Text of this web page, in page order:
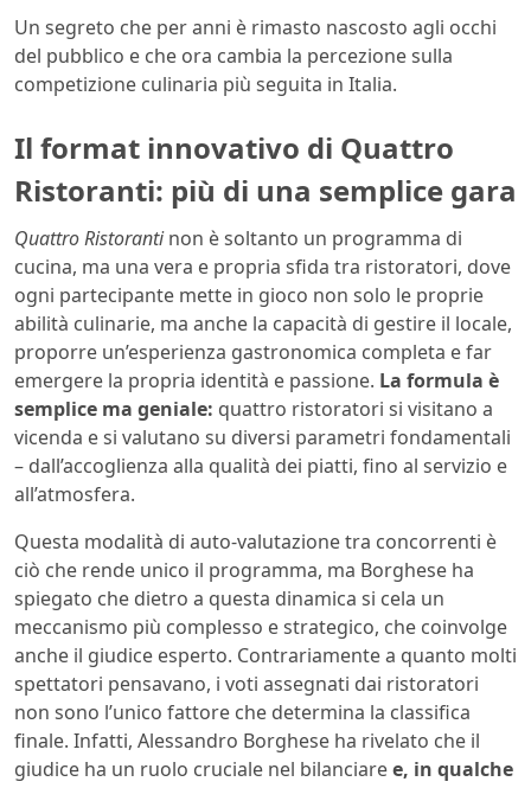
Un segreto che per anni è rimasto nascosto agli occhi
del pubblico e che ora cambia la percezione sulla
competizione culinaria più seguita in Italia.
Il format innovativo di Quattro
Ristoranti: più di una semplice gara
Quattro Ristorantinon è soltanto un programma di
cucina, ma una vera e propria sfida tra ristoratori, dove
ogni partecipante mette in gioco non solo le proprie
abilità culinarie, ma anche la capacità di gestire il locale,
proporre un’esperienza gastronomica completa e far
emergere la propria identità e passione. La formula è
semplice ma geniale: quattro ristoratori si visitano a
vicenda e si valutano su diversi parametri fondamentali
– dall’accoglienza alla qualità dei piatti, fino al servizio e
all’atmosfera.
Questa modalità di auto-valutazione tra concorrenti è
ciò che rende unico il programma, ma Borghese ha
spiegato che dietro a questa dinamica si cela un
meccanismo più complesso e strategico, che coinvolge
anche il giudice esperto. Contrariamente a quanto molti
spettatori pensavano, i voti assegnati dai ristoratori
non sono l’unico fattore che determina la classifica
finale. Infatti, Alessandro Borghese ha rivelato che il
giudice ha un ruolo cruciale nel bilanciaree, in qualche